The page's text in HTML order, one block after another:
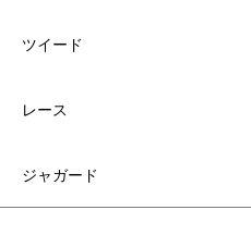
ツイード
レース
ジャガード